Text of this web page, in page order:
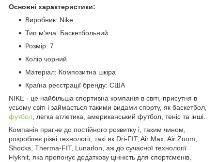
Основні характеристики:
Виробник: Nike
Тип м'яча: Баскетбольний
Розмір: 7
Колір чорний
Матеріал: Композитна шкіра
Країна реєстрації бренду: США
NIKE - це найбільша спортивна компанія в світі, присутня в
усьому світі і займається такими видами спорту, як баскетбол,
футбол, легка атлетика, американський футбол, теніс та інші.
Компанія прагне до постійного розвитку і, таким чином,
розробляє різні технології, такі як Dri-FIT, Air Max, Air Zoom,
Shocks, Therma-FIT, Lunarlon, аж до сучасної технології
Flyknit, яка пропонує додаткову цінність для спортсменів,